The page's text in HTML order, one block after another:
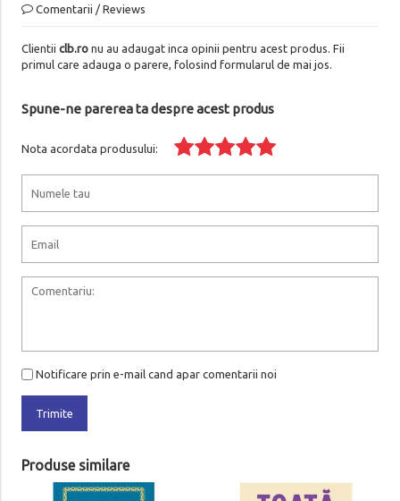
Comentarii / Reviews
Clientii clb.ronu au adaugat inca opinii pentru acest produs. Fii
primul care adauga o parere, folosind formularul de mai jos.
Spune-ne parerea ta despre acest produs
Nota acordata produsului:
Notificare prin e-mail cand apar comentarii noi
Trimite
Produse similare